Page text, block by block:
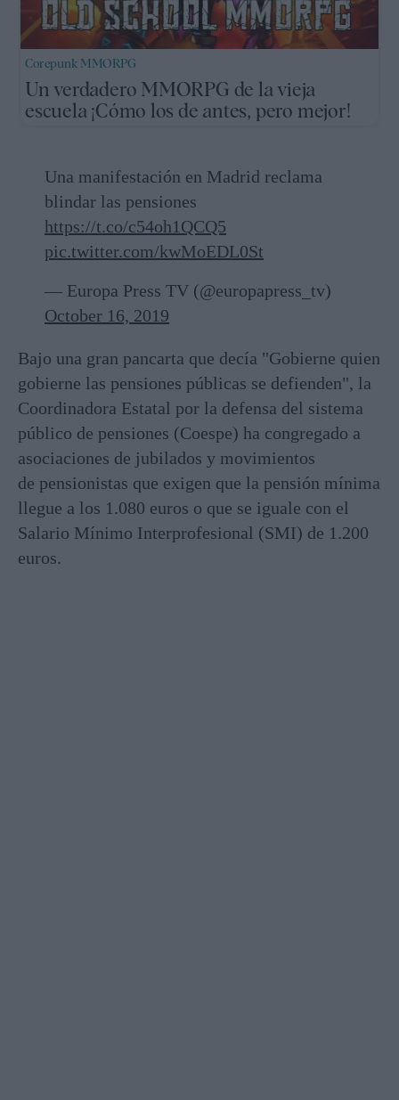
Corepunk MMORPG
Un verdadero MMORPG de la vieja
escuela ¡Cómo los de antes, pero mejor!
Una manifestación en Madrid reclama
blindar las pensiones
https://t.co/c54oh1QCQ5
pic.twitter.com/kwMoEDL0St
— Europa Press TV (@europapress_tv)
October 16, 2019
Bajo una gran pancarta que decía "Gobierne quien
gobierne las pensiones públicas se defienden", la
Coordinadora Estatal por la defensa del sistema
público de pensiones (Coespe) ha congregado a
asociaciones de jubilados y movimientos
de pensionistas que exigen que la pensión mínima
llegue a los 1.080 euros o que se iguale con el
Salario Mínimo Interprofesional (SMI) de 1.200
euros.